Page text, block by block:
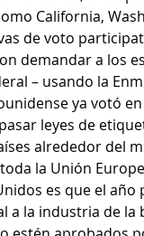
California,
de voto
demandar a los
– usando la
ya votó
leyes de
alrededor del
la Unión
es que el
a la industria de